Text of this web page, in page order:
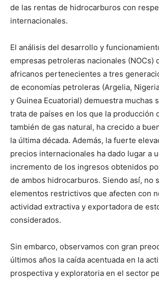
de las rentas de hidrocarburos con
internacionales.
El análisis del desarrollo y
empresas petroleras nacionales (NOCs)
africanos pertenecientes a tres
de economías petroleras (Argelia,
y Guinea Ecuatorial) demuestra muchas
trata de países en los que la producción
también de gas natural, ha crecido a
la última década. Además, la fuerte
precios internacionales ha dado lugar a
incremento de los ingresos obtenidos
de ambos hidrocarburos. Siendo así́, no
elementos restrictivos que afecten con
actividad extractiva y exportadora de
considerados.
Sin embarco, observamos con gran
últimos años la caída acentuada en la
prospectiva y exploratoria en el sector